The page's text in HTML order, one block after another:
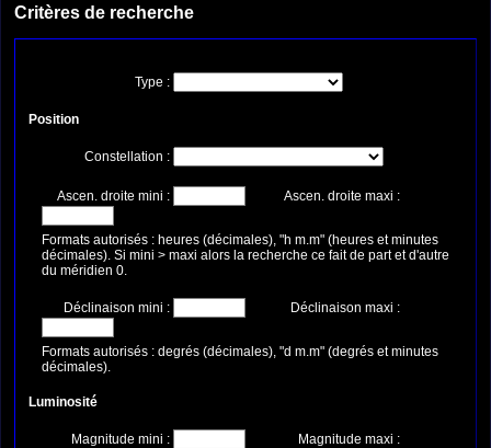
Critères de recherche
Type :
Position
Constellation :
Ascen. droite mini : Ascen. droite maxi :
Formats autorisés : heures (décimales), "h m.m" (heures et minutes
décimales). Si mini > maxi alors la recherche ce fait de part et d'autre
du méridien 0.
Déclinaison mini : Déclinaison maxi :
Formats autorisés : degrés (décimales), "d m.m" (degrés et minutes
décimales).
Luminosité
Magnitude mini : Magnitude maxi :